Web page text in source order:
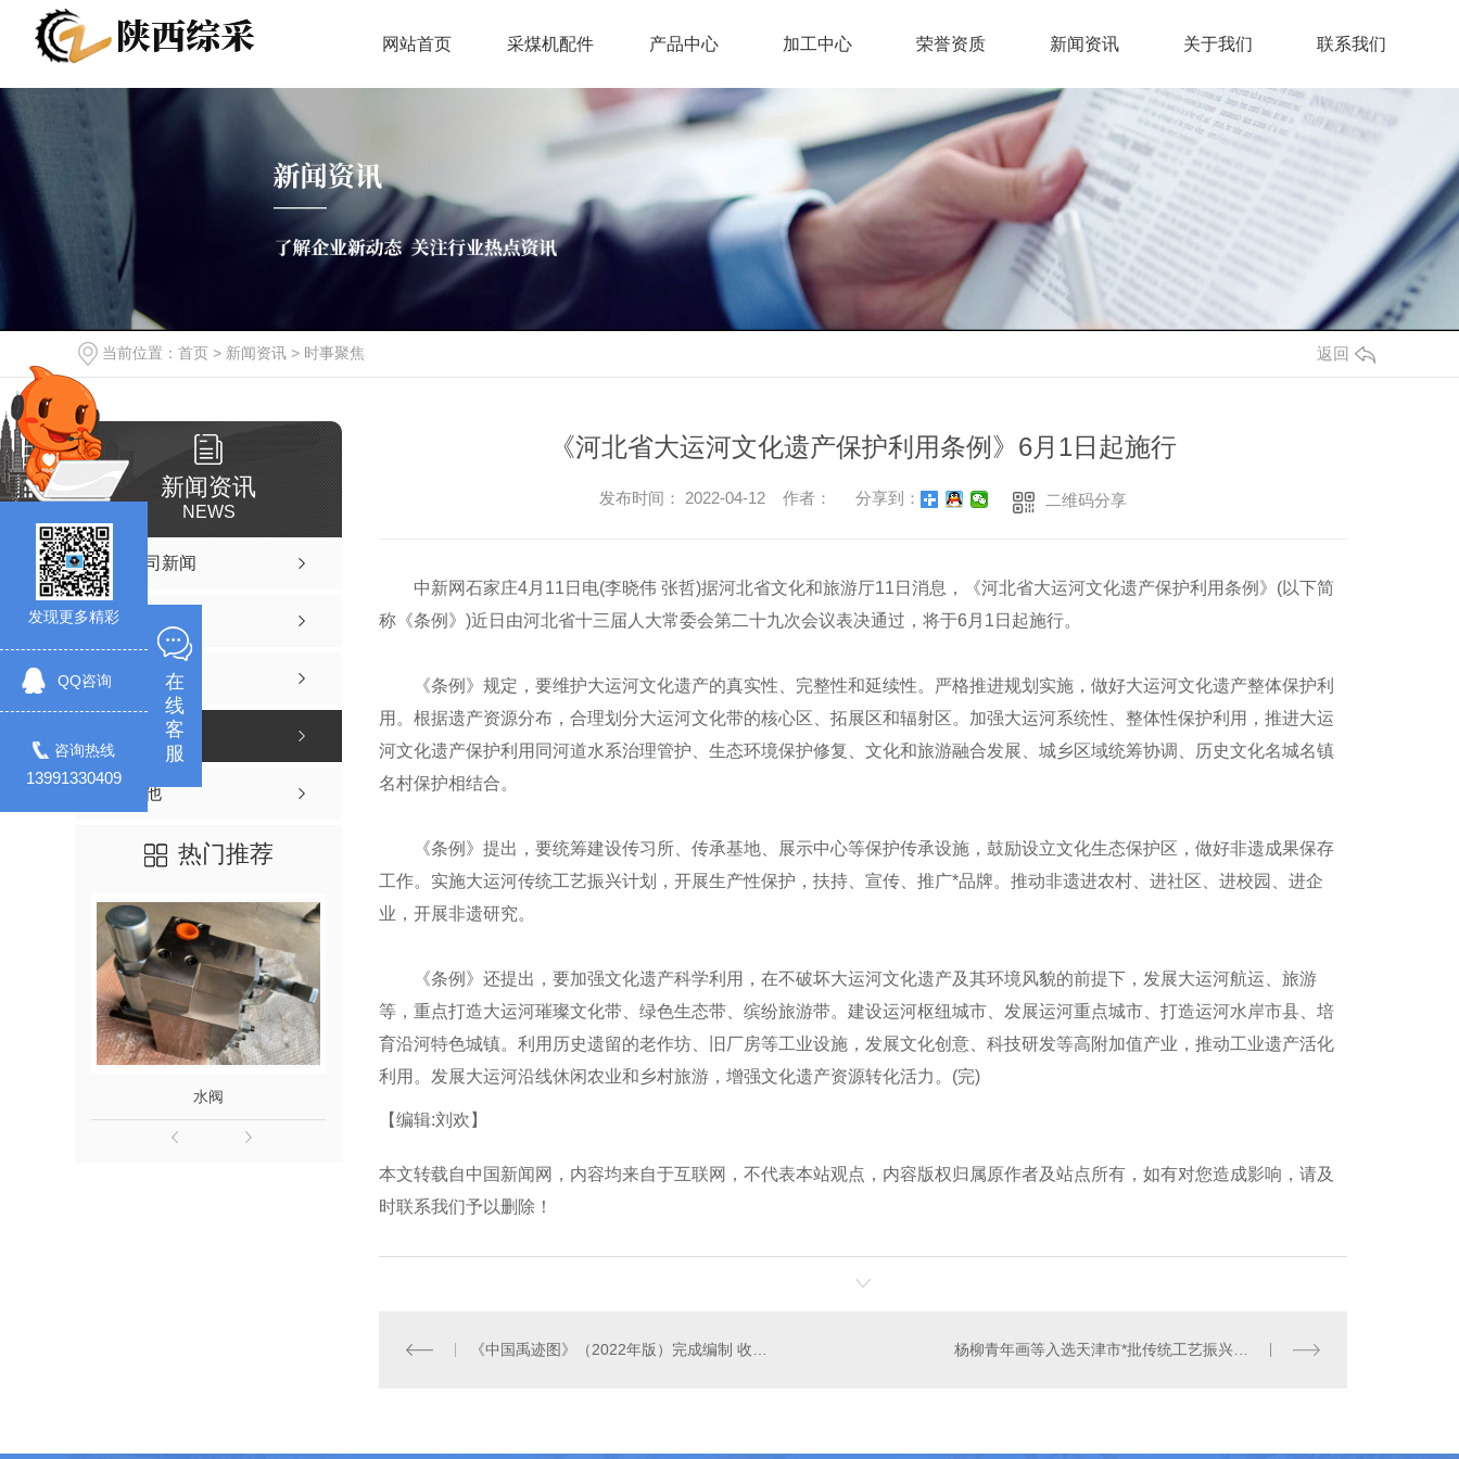
网站首页 采煤机配件 产品中心 加工中心 荣誉资质 新闻资讯 关于我们 联系我们
当前位置： 首页 > 新闻资讯 > 时事聚焦 返回
新闻资讯
NEWS
公司新闻
知识百科
时事聚焦
其他
热门推荐
水阀
《河北省大运河文化遗产保护利用条例》6月1日起施行
发布时间： 2022-04-12 作者： 分享到： 二维码分享
中新网石家庄4月11日电(李晓伟 张哲)据河北省文化和旅游厅11日消息，《河北省大运河文化遗产保护利用条例》(以下简
称《条例》)近日由河北省十三届人大常委会第二十九次会议表决通过，将于6月1日起施行。
《条例》规定，要维护大运河文化遗产的真实性、完整性和延续性。严格推进规划实施，做好大运河文化遗产整体保护利
用。根据遗产资源分布，合理划分大运河文化带的核心区、拓展区和辐射区。加强大运河系统性、整体性保护利用，推进大运
河文化遗产保护利用同河道水系治理管护、生态环境保护修复、文化和旅游融合发展、城乡区域统筹协调、历史文化名城名镇
名村保护相结合。
《条例》提出，要统筹建设传习所、传承基地、展示中心等保护传承设施，鼓励设立文化生态保护区，做好非遗成果保存
工作。实施大运河传统工艺振兴计划，开展生产性保护，扶持、宣传、推广*品牌。推动非遗进农村、进社区、进校园、进企
业，开展非遗研究。
《条例》还提出，要加强文化遗产科学利用，在不破坏大运河文化遗产及其环境风貌的前提下，发展大运河航运、旅游
等，重点打造大运河璀璨文化带、绿色生态带、缤纷旅游带。建设运河枢纽城市、发展运河重点城市、打造运河水岸市县、培
育沿河特色城镇。利用历史遗留的老作坊、旧厂房等工业设施，发展文化创意、科技研发等高附加值产业，推动工业遗产活化
利用。发展大运河沿线休闲农业和乡村旅游，增强文化遗产资源转化活力。(完)
【编辑:刘欢】
本文转载自中国新闻网，内容均来自于互联网，不代表本站观点，内容版权归属原作者及站点所有，如有对您造成影响，请及
时联系我们予以删除！
《中国禹迹图》（2022年版）完成编制 收录300多个禹迹点 杨柳青年画等入选天津市*批传统工艺振兴项目
发现更多精彩
QQ咨询
咨询热线
13991330409
在
线
客
服